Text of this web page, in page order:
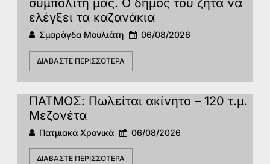
συμπολίτη μας. Ο δήμος του ζητά να
ελέγξει τα καζανάκια
Σμαράγδα Μουλιάτη 06/08/2026
ΔΙΑΒΆΣΤΕ ΠΕΡΙΣΣΌΤΕΡΑ
ΠΑΤΜΟΣ: Πωλείται ακίνητο – 120 τ.μ.
Μεζονέτα
Πατμιακά Χρονικά 06/08/2026
ΔΙΑΒΆΣΤΕ ΠΕΡΙΣΣΌΤΕΡΑ